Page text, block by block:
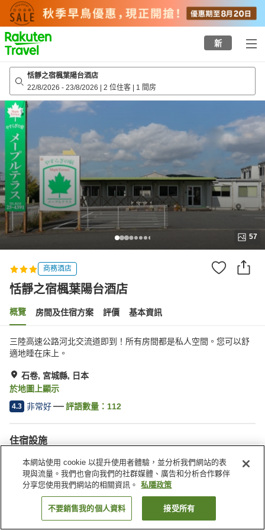
to
top
page
新
恬靜之宿楓葉陽台酒店
22/8/2026 - 23/8/2026 | 2 位住客 | 1 間房
57
商務酒店
恬靜之宿楓葉陽台酒店
概覽 房間及住宿方案 評價 基本資訊
三陸高速公路河北交流道即到！所有房間都是私人空間。您可以舒
適地睡在床上。
石卷, 宮城縣, 日本
於地圖上顯示
4.3 非常好 評語數量： 112
住宿設施
停車場 收費洗衣房
主頁 日本 宮城縣 石卷 恬靜之宿楓葉陽台酒店
找客房
本網站使用 cookie 以提升使用者體驗，並分析我們網站的表
現與流量。我們也會向我們的社群媒體、廣告和分析合作夥伴
分享您使用我們網站的相關資訊。
私隱政策
不要銷售我的個人資料 接受所有